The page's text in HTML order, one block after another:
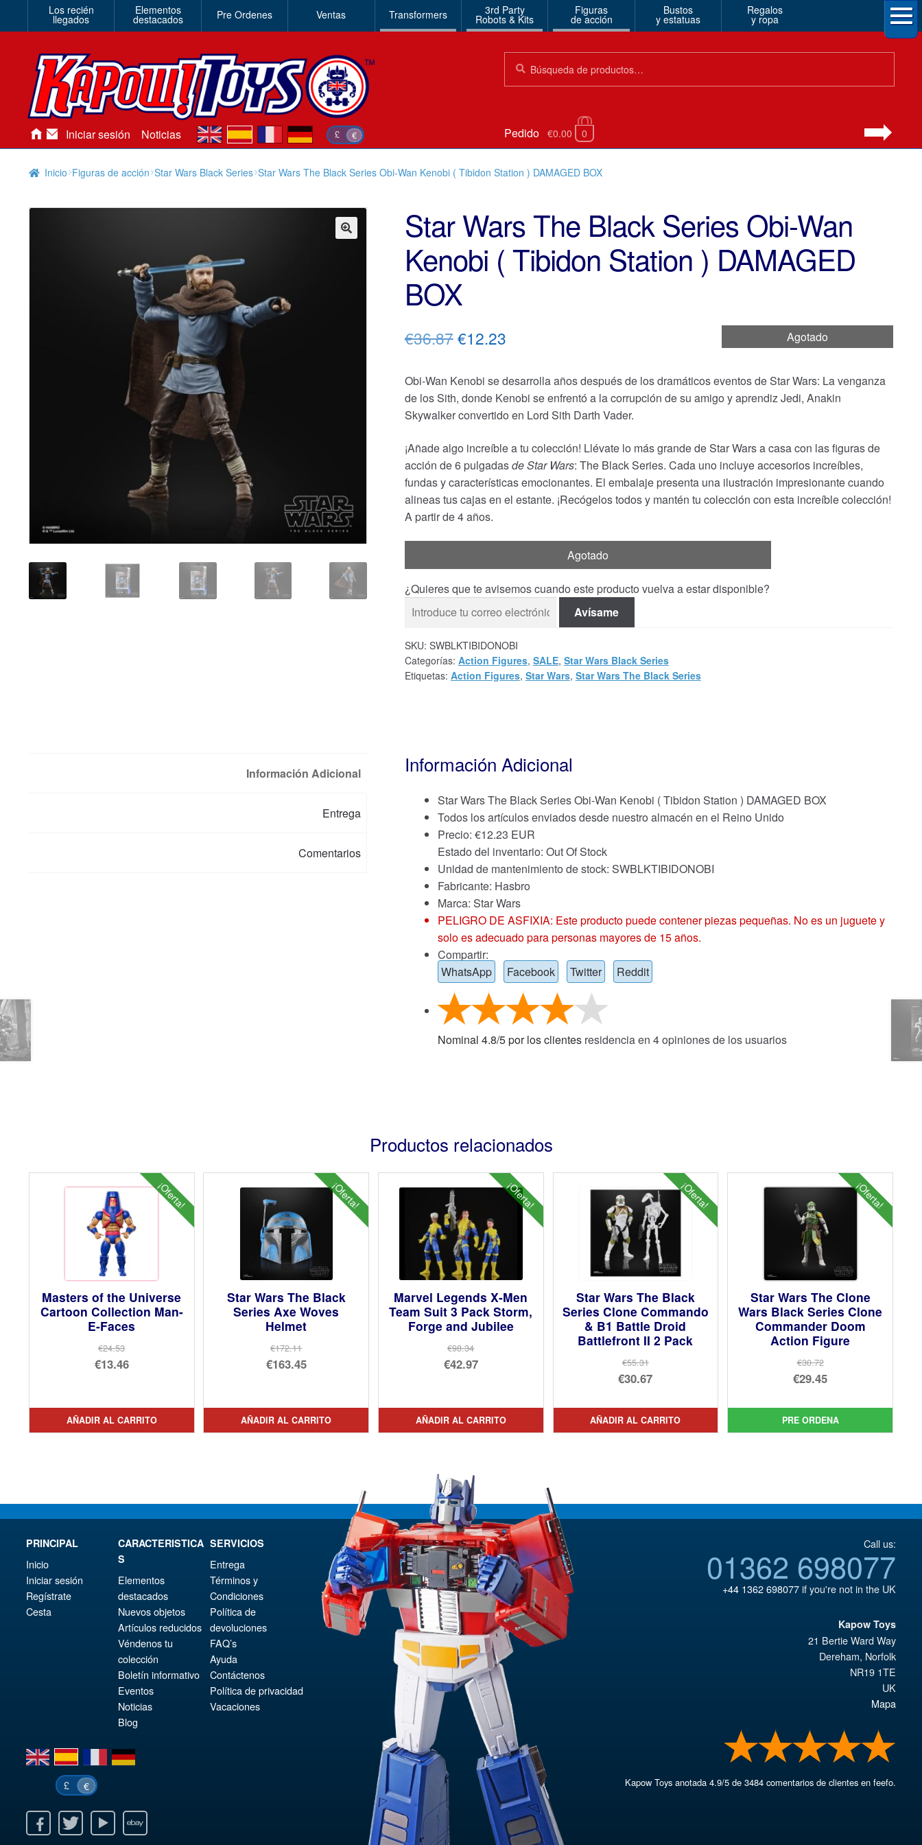
Los recién
llegados
Elementos
destacados Pre Ordenes Ventas Transformers 3rd Party
Robots & Kits
Figuras
de acción
Bustos
y estatuas
Regalos
y ropa
Iniciar sesión Noticias £ €
en es de Pedido €0.00 0
Inicio Figuras de acción Star Wars Black Series Star Wars The Black Series Obi-Wan Kenobi ( Tibidon Station ) DAMAGED BOX
Star Wars The Black Series Obi-Wan
Kenobi ( Tibidon Station ) DAMAGED
BOX
Agotado
€36.87El
original
era:
€12.23El
actual
es:
Obi-Wan Kenobi se desarrolla años después de los dramáticos eventos de Star Wars: La venganza
de los Sith, donde Kenobi se enfrentó a la corrupción de su amigo y aprendiz Jedi, Anakin
Skywalker convertido en Lord Sith Darth Vader.
¡Añade algo increíble a tu colección! Llévate lo más grande de Star Wars a casa con las figuras de
acción de 6 pulgadasde Star Wars: The Black Series. Cada uno incluye accesorios increíbles,
fundas y características emocionantes. El embalaje presenta una ilustración impresionante cuando
alineas tus cajas en el estante. ¡Recógelos todos y mantén tu colección con esta increíble colección!
A partir de 4 años.
Agotado
¿Quieres que te avisemos cuando este producto vuelva a estar disponible?
Avísame
SKU: SWBLKTIBIDONOBI
Categorías: Action Figures, SALE, Star Wars Black Series
Etiquetas: Action Figures, Star Wars, Star Wars The Black Series
Información Adicional
Entrega
Comentarios
Información Adicional
Star Wars The Black Series Obi-Wan Kenobi ( Tibidon Station ) DAMAGED BOX
Todos los artículos enviados desde nuestro almacén en el Reino Unido
Precio: €12.23 EUR
Estado del inventario: Out Of Stock
Unidad de mantenimiento de stock: SWBLKTIBIDONOBI
Fabricante: Hasbro
Marca: Star Wars
PELIGRO DE ASFIXIA: Este producto puede contener piezas pequeñas. No es un juguete y
solo es adecuado para personas mayores de 15 años.
Compartir:
WhatsApp
Facebook Twitter Reddit
Nominal 4.8/5por los clientesresidencia en 4opiniones de los usuarios
Productos relacionados
¡Oferta!
Masters of the Universe
Cartoon Collection Man-
E-Faces
€24.53
El
era:
€24.53.
€13.46
actual
es:
AÑADIR AL CARRITO
¡Oferta!
Star Wars The Black
Series Axe Woves
Helmet
€172.11
El
era:
€172.11.
€163.45
actual
es:
AÑADIR AL CARRITO
¡Oferta!
Marvel Legends X-Men
Team Suit 3 Pack Storm,
Forge and Jubilee
€98.34
El
era:
€98.34.
€42.97
actual
es:
AÑADIR AL CARRITO
¡Oferta!
Star Wars The Black
Series Clone Commando
& B1 Battle Droid
Battlefront II 2 Pack
€55.31
El
original
era:
€30.67
precio
actual
AÑADIR AL CARRITO
¡Oferta!
Star Wars The Clone
Wars Black Series Clone
Commander Doom
Action Figure
€30.72
El
original
era:
€29.45
precio
actual
PRE ORDENA
PRINCIPAL
Inicio
Iniciar sesión
Regístrate
Cesta
CARACTERISTICA
S
Elementos
destacados
Nuevos objetos
Artículos reducidos
Véndenos tu
colección
Boletín informativo
Eventos
Noticias
Blog
SERVICIOS
Entrega
Términos y
Condiciones
Política de
devoluciones
FAQ’s
Ayuda
Contáctenos
Política de privacidad
Vacaciones
en es fr de
£ €
Youtube Ebay
Call us:
01362 698077
+44 1362 698077if you're not in the UK
Kapow Toys
21 Bertie Ward Way
Dereham, Norfolk
NR19 1TE
UK
Mapa
Kapow Toys anotada4.9/5 de3484 comentarios de clientes en feefo.